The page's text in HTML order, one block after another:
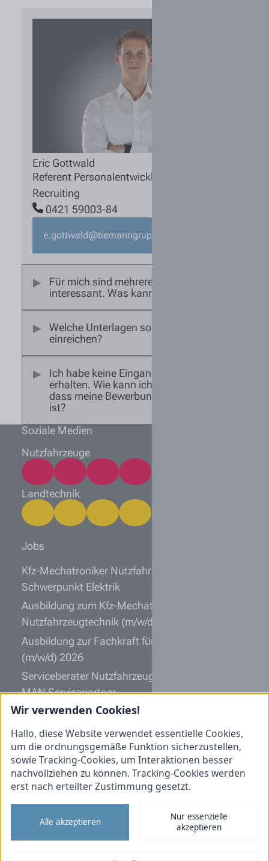
Eric Gottwald
Referent Personalentwicklung und
Recruiting
0421 59003-84
e.gottwald@tiemanngruppe.de
Für mich sind mehrere Standorte
interessant. Was kann ich tun?
Welche Unterlagen sollte ich
einreichen?
Ich habe keine Eingangsbestätigung
erhalten. Wie kann ich sichergehen,
dass meine Bewerbung angekommen
ist?
Soziale Medien
Nutzfahrzeuge
Landtechnik
Jobs
Kfz-Mechatroniker Nutzfahrzeugtechnik (m/w/d)
Schwerpunkt Elektrik
Ausbildung zum Kfz-Mechatroniker
Nutzfahrzeugtechnik (m/w/d) 2027
Ausbildung zur Fachkraft für Lagerlogistik
(m/w/d) 2026
Serviceberater Nutzfahrzeugtechnik (m/w/d)
MAN Servicepartner
Land- und Baumaschinenmechatroniker
(m/w/d) John Deere Vertriebspartner
Informationen
Initiativbewerbung
Datenschutz
Wir verwenden Cookies!
Hallo, diese Website verwendet essentielle Cookies,
um die ordnungsgemäße Funktion sicherzustellen,
sowie Tracking-Cookies, um Interaktionen besser
nachvollziehen zu können. Tracking-Cookies werden
erst nach erteilter Zustimmung gesetzt.
Alle akzeptieren
Nur essenzielle
akzeptieren